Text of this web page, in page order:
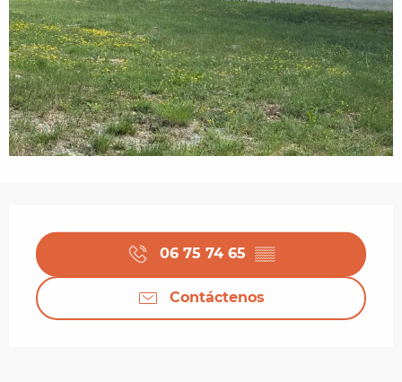
06 75 74 65 ▒▒
Contáctenos